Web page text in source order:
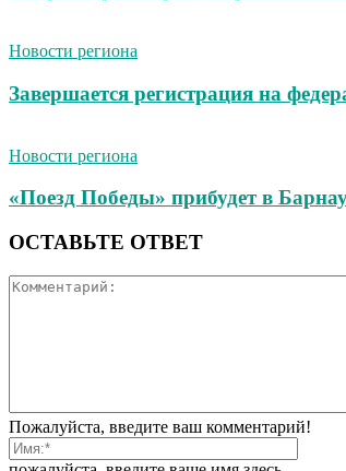
Новости региона
Завершается регистрация на
Новости региона
«Поезд Победы» прибудет в
ОСТАВЬТЕ ОТВЕТ
Пожалуйста, введите ваш комментарий!